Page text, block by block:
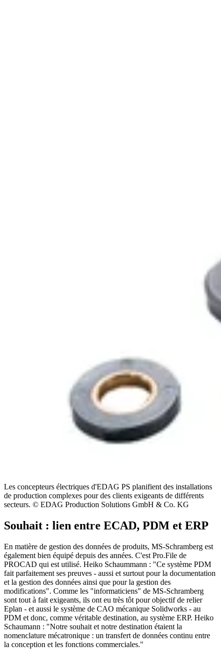
Les concepteurs électriques d'EDAG PS planifient des installations
de production complexes pour des clients exigeants de différents
secteurs. © EDAG Production Solutions GmbH & Co. KG
Souhait : lien entre ECAD, PDM et ERP
En matière de gestion des données de produits, MS-Schramberg est
également bien équipé depuis des années. C'est Pro.File de
PROCAD qui est utilisé. Heiko Schaummann : "Ce système PDM
fait parfaitement ses preuves - aussi et surtout pour la documentation
et la gestion des données ainsi que pour la gestion des
modifications". Comme les "informaticiens" de MS-Schramberg
sont tout à fait exigeants, ils ont eu très tôt pour objectif de relier
Eplan - et aussi le système de CAO mécanique Solidworks - au
PDM et donc, comme véritable destination, au système ERP. Heiko
Schaumann : "Notre souhait et notre destination étaient la
nomenclature mécatronique : un transfert de données continu entre
la conception et les fonctions commerciales."